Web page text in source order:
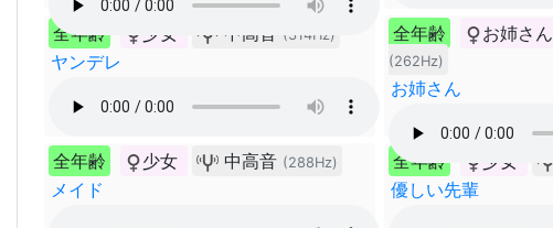
全年齢 少女 中高音 (314Hz)
ヤンデレ
全年齢 お姉さん
(262Hz)
お姉さん
全年齢 少女 中高音 (288Hz)
メイド
全年齢 少女
優しい先輩